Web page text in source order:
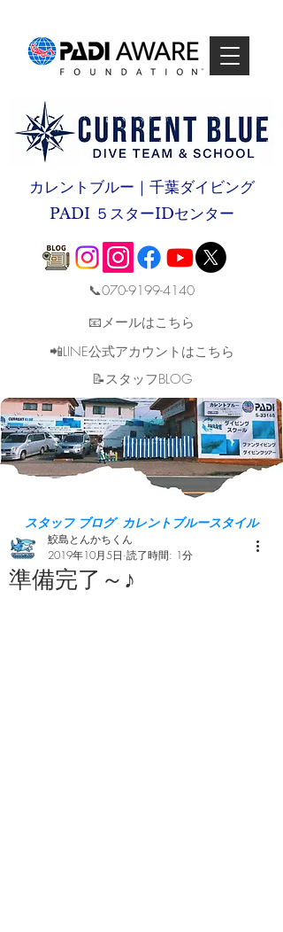
カレントブルー｜千葉ダイビング
PADI ５スターIDセンター
📞070-9199-4140
📧メールはこちら
📲LINE公式アカウントはこちら
​📝スタッフBLOG
スタッフ ブログ カレントブルースタイル
準備完了～♪
鮫島とんかちくん
2019年10月5日 読了時間: 1分